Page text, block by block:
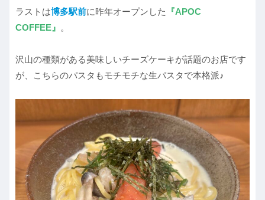
ラストは博多駅前に昨年オープンした
『APOC
COFFEE』 。
沢山の種類がある美味しいチーズケーキが話題のお店です
が、こちらのパスタもモチモチな生パスタで本格派♪